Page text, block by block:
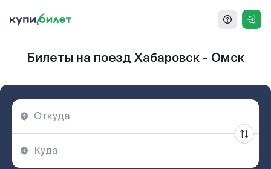
Билеты на поезд Хабаровск - Омск